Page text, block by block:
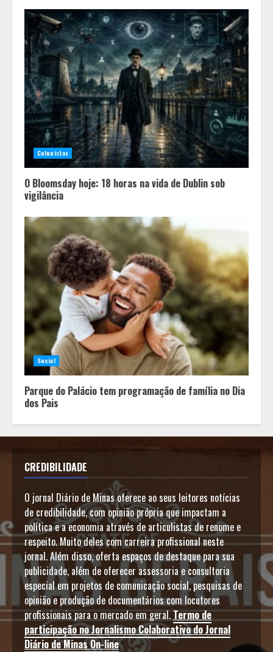
Colunistas
O Bloomsday hoje: 18 horas na vida de Dublin sob
vigilância
Social
Parque do Palácio tem programação de família no Dia
dos Pais
CREDIBILIDADE
O jornal Diário de Minas oferece ao seus leitores notícias
de credibilidade, com opinião própria que impactam a
política e a economia através de articulistas de renome e
respeito. Muito deles com carreira profissional neste
jornal. Além disso, oferta espaços de destaque para sua
publicidade, além de oferecer assessoria e consultoria
especial em projetos de comunicação social, pesquisas de
opinião e produção de documentários com locutores
profissionais para o mercado em geral.Termo de
participação no Jornalismo Colaborativo do Jornal
Diário de Minas On-line